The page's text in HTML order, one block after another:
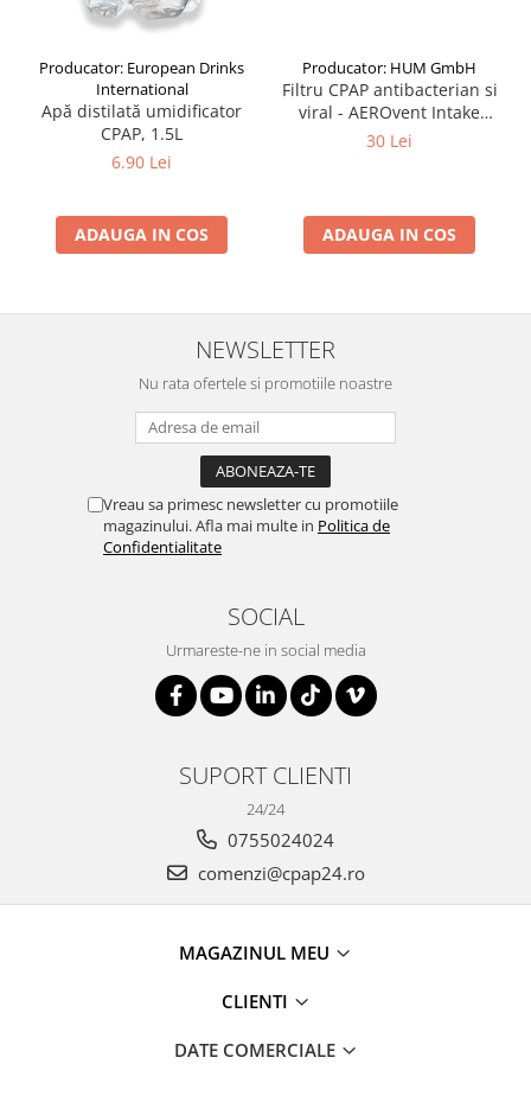
Producator: European Drinks
International
Apă distilată umidificator
CPAP, 1.5L
6.90 Lei
ADAUGA IN COS
Producator: HUM GmbH
Filtru CPAP antibacterian si
viral - AEROvent Intake
HGF01
30 Lei
ADAUGA IN COS
NEWSLETTER
Nu rata ofertele si promotiile noastre
Vreau sa primesc newsletter cu promotiile
magazinului. Afla mai multe in Politica de
Confidentialitate
SOCIAL
Urmareste-ne in social media
SUPORT CLIENTI
24/24
0755024024
comenzi@cpap24.ro
MAGAZINUL MEU
CLIENTI
DATE COMERCIALE